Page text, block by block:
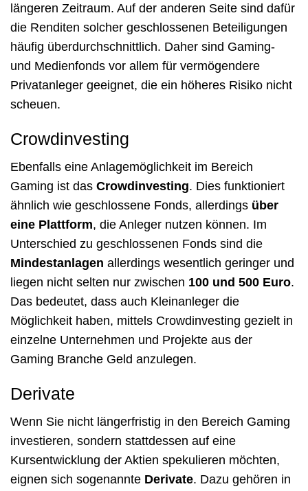
längeren Zeitraum. Auf der anderen Seite sind dafür
die Renditen solcher geschlossenen Beteiligungen
häufig überdurchschnittlich. Daher sind Gaming-
und Medienfonds vor allem für vermögendere
Privatanleger geeignet, die ein höheres Risiko nicht
scheuen.
Crowdinvesting
Ebenfalls eine Anlagemöglichkeit im Bereich
Gaming ist das Crowdinvesting. Dies funktioniert
ähnlich wie geschlossene Fonds, allerdings über
eine Plattform, die Anleger nutzen können. Im
Unterschied zu geschlossenen Fonds sind die
Mindestanlagen allerdings wesentlich geringer und
liegen nicht selten nur zwischen 100 und 500 Euro.
Das bedeutet, dass auch Kleinanleger die
Möglichkeit haben, mittels Crowdinvesting gezielt in
einzelne Unternehmen und Projekte aus der
Gaming Branche Geld anzulegen.
Derivate
Wenn Sie nicht längerfristig in den Bereich Gaming
investieren, sondern stattdessen auf eine
Kursentwicklung der Aktien spekulieren möchten,
eignen sich sogenannte Derivate. Dazu gehören in